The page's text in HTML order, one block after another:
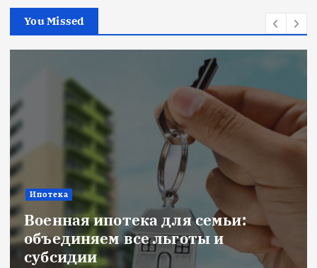
You Missed
Ипотека
Военная ипотека для семьи:
объединяем все льготы и
субсидии